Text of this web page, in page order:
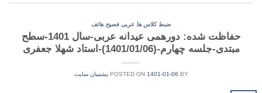
ضبط کلاس ها عربی فصیح هاتف
حفاظت شده: دورهمی عیدانه عربی-سال 1401-سطح
مبتدی-جلسه چهارم-(1401/01/06)-استاد شهلا جعفری
POSTED ON 1401-01-06 BY پشتیبان سایت